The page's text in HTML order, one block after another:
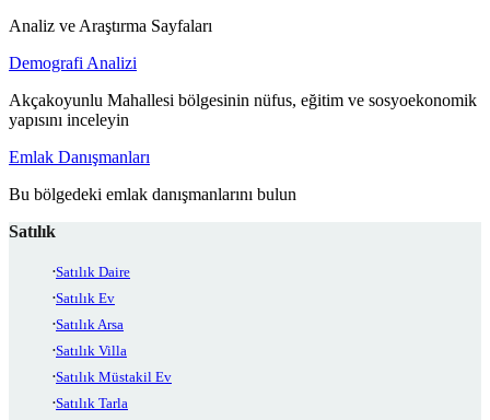
Analiz ve Araştırma Sayfaları
Demografi Analizi
Akçakoyunlu Mahallesi bölgesinin nüfus, eğitim ve sosyoekonomik
yapısını inceleyin
Emlak Danışmanları
Bu bölgedeki emlak danışmanlarını bulun
Satılık
Satılık Daire
Satılık Ev
Satılık Arsa
Satılık Villa
Satılık Müstakil Ev
Satılık Tarla